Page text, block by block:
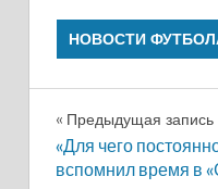
НОВОСТИ
Навигация
по
Предыдущая запись
«Для чего
вспомнил время в